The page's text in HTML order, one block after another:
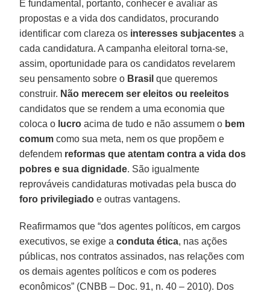
É fundamental, portanto, conhecer e avaliar as
propostas e a vida dos candidatos, procurando
identificar com clareza os interesses subjacentes a
cada candidatura. A campanha eleitoral torna-se,
assim, oportunidade para os candidatos revelarem
seu pensamento sobre o Brasil que queremos
construir. Não merecem ser eleitos ou reeleitos
candidatos que se rendem a uma economia que
coloca o lucro acima de tudo e não assumem o bem
comum como sua meta, nem os que propõem e
defendem reformas que atentam contra a vida dos
pobres e sua dignidade. São igualmente
reprováveis candidaturas motivadas pela busca do
foro privilegiado e outras vantagens.
Reafirmamos que “dos agentes políticos, em cargos
executivos, se exige aconduta ética, nas ações
públicas, nos contratos assinados, nas relações com
os demais agentes políticos e com os poderes
econômicos” (CNBB – Doc. 91, n. 40 – 2010). Dos